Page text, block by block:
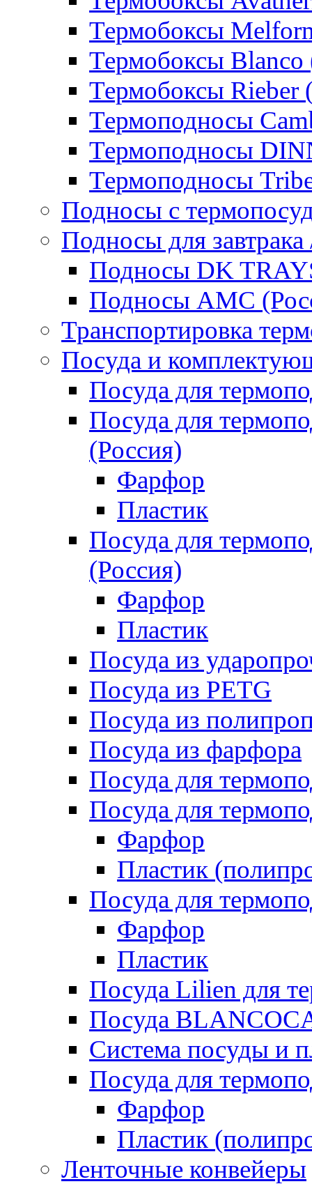
Термобоксы
Термобоксы Blanco
Термобоксы Rieber
Термоподносы
Термоподносы
Термоподносы
Подносы с
Подносы для завтрака
Подносы DK
Подносы AMC
Транспортировка
Посуда и
Посуда для
Посуда для
(Россия)
Фарфор
Пластик
Посуда для
(Россия)
Фарфор
Пластик
Посуда из
Посуда из PETG
Посуда из
Посуда из фарфора
Посуда для
Посуда для
Фарфор
Пластик
Посуда для
Фарфор
Пластик
Посуда Lilien для
Посуда
Система посуды и
Посуда для
Фарфор
Пластик
Ленточные конвейеры